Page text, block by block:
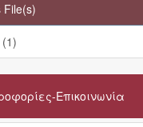
File(s)
Επικοινωνία